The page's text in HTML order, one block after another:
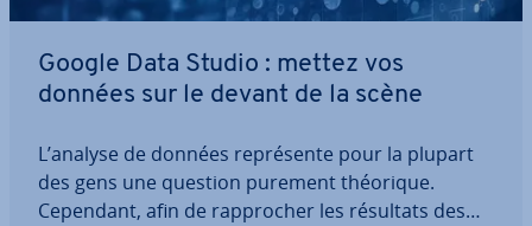
Google Data Studio : mettez vos
données sur le devant de la scène
L’analyse de données re­pré­sente pour la plupart
des gens une question purement théorique.
Cependant, afin de rap­pro­cher les résultats des